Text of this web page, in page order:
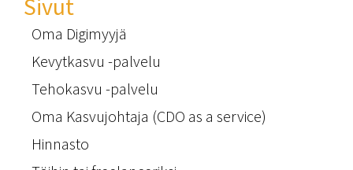
Sivut
Oma Digimyyjä
Kevytkasvu -palvelu
Tehokasvu -palvelu
Oma Kasvujohtaja (CDO as a service)
Hinnasto